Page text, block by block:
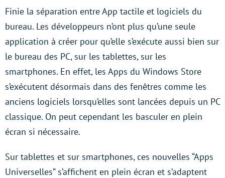
Finie la séparation entre App tactile et logiciels du
bureau. Les développeurs n’ont plus qu’une seule
application à créer pour qu’elle s’exécute aussi bien sur
le bureau des PC, sur les tablettes, sur les
smartphones. En effet, les Apps du Windows Store
s’exécutent désormais dans des fenêtres comme les
anciens logiciels lorsqu’elles sont lancées depuis un PC
classique. On peut cependant les basculer en plein
écran si nécessaire.
Sur tablettes et sur smartphones, ces nouvelles “Apps
Universelles” s’affichent en plein écran et s’adaptent